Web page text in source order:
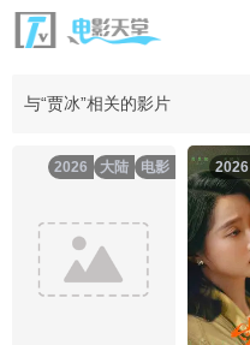
与“贾冰”相关的影片
电影
大陆
2026 2026